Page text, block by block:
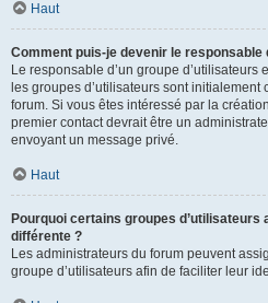
Haut
Comment puis-je devenir le responsable
Le responsable d’un groupe
les groupes d’utilisateurs sont
forum. Si vous êtes intéressé par la
premier contact devrait être un
envoyant un message privé.
Haut
Pourquoi certains groupes
différente ?
Les administrateurs du forum peuvent
groupe d’utilisateurs afin de faciliter leur